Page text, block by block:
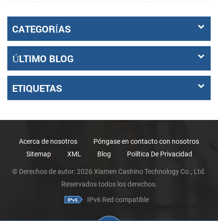
CATEGORÍAS
ÚLTIMO BLOG
ETIQUETAS
Acerca de nosotros
Póngase en contacto con nosotros
Sitemap
XML Blog Política De Privacidad
© Derechos de autor: 2026 Xiamen Cashino Technology Co., Ltd.
Reservados todos los derechos.
IPv6 Red compatible